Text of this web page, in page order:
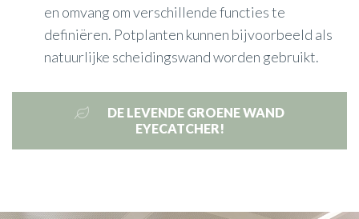
en omvang om verschillende functies te
definiëren. Potplanten kunnen bijvoorbeeld als
natuurlijke scheidingswand worden gebruikt.
DE LEVENDE GROENE WAND
EYECATCHER!